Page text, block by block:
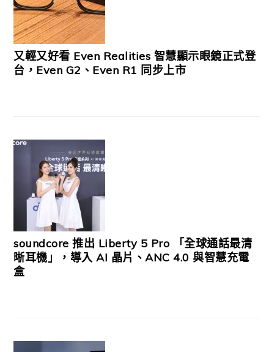
又輕又好看 Even Realities 智慧顯示眼鏡正式登
台，Even G2、Even R1 同步上市
soundcore 推出 Liberty 5 Pro 「全球通話最清
晰耳機」，導入 AI 晶片、ANC 4.0 與智慧充電
盒